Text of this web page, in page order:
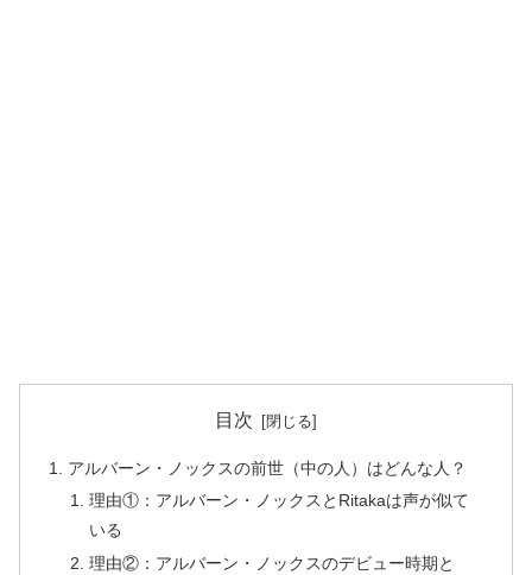
目次
アルバーン・ノックスの前世（中の人）はどんな人？
理由①：アルバーン・ノックスとRitakaは声が似て
いる
理由②：アルバーン・ノックスのデビュー時期と